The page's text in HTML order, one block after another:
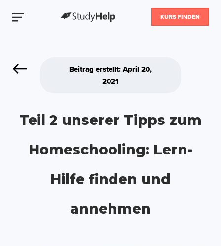
KURS FINDEN
Beitrag erstellt: April 20,
2021
Teil 2 unserer Tipps zum
Homeschooling: Lern-
Hilfe finden und
annehmen